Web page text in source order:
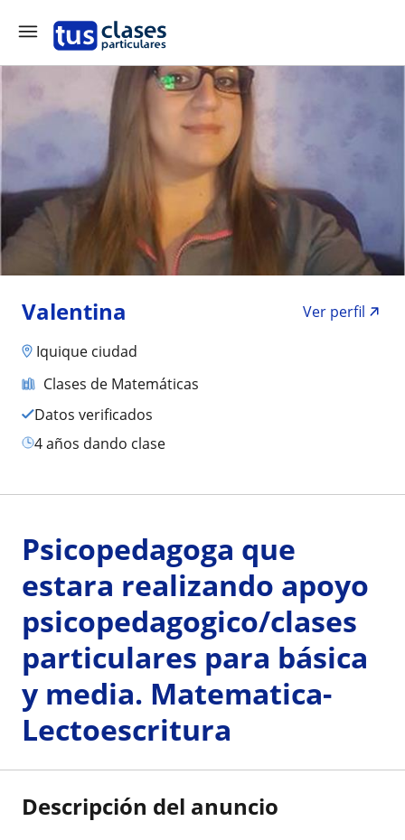
Valentina
Ver perfil
Iquique ciudad
Clases de Matemáticas
Datos verificados
4 años dando clase
Psicopedagoga que
estara realizando apoyo
psicopedagogico/clases
particulares para básica
y media. Matematica-
Lectoescritura
Descripción del anuncio